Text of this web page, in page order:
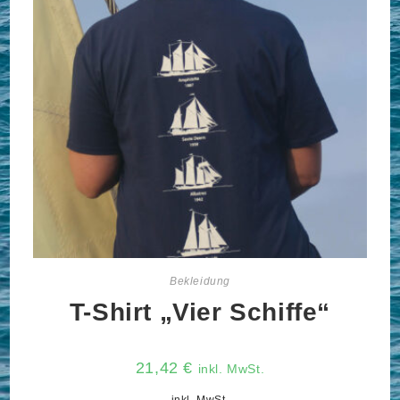
Bekleidung
T-Shirt „Vier Schiffe“
21,42€ inkl. MwSt.